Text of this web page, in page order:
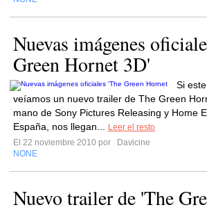
Nuevas imágenes
Green Hornet 3D'
Si
veíamos un nuevo trailer de The Green
mano de Sony Pictures Releasing y Home
España, nos llegan...
Leer el resto
El 22 noviembre 2010 por
Davicine
NONE
Nuevo trailer de 'The